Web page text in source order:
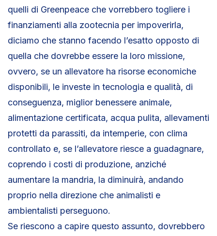
quelli di Greenpeace che vorrebbero togliere i
finanziamenti alla zootecnia per impoverirla,
diciamo che stanno facendo l’esatto opposto di
quella che dovrebbe essere la loro missione,
ovvero, se un allevatore ha risorse economiche
disponibili, le investe in tecnologia e qualità, di
conseguenza, miglior benessere animale,
alimentazione certificata, acqua pulita, allevamenti
protetti da parassiti, da intemperie, con clima
controllato e, se l’allevatore riesce a guadagnare,
coprendo i costi di produzione, anziché
aumentare la mandria, la diminuirà, andando
proprio nella direzione che animalisti e
ambientalisti perseguono.
Se riescono a capire questo assunto, dovrebbero